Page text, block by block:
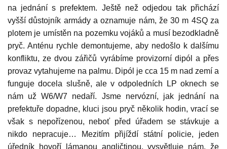
na jednání s prefektem. Ještě než odjedou tak přichází
vyšší důstojník armády a oznamuje nám, že 30 m 4SQ za
plotem je umístěn na pozemku vojáků a musí bezodkladně
pryč. Anténu rychle demontujeme, aby nedošlo k dalšímu
konfliktu, ze dvou zářičů vyrábíme provizorní dipól a přes
provaz vytahujeme na palmu. Dipól je cca 15 m nad zemí a
funguje docela slušně, ale v odpoledních LP oknech se
nám už W6/W7 nedaří. Jsme nervózní, jak jednání na
prefektuře dopadne, kluci jsou pryč několik hodin, vrací se
však s nepořízenou, neboť před úřadem se stávkuje a
nikdo nepracuje… Mezitím přijíždí státní policie, jeden
úředník hovoří lámanou angličtinou, vysvětluje nám, že